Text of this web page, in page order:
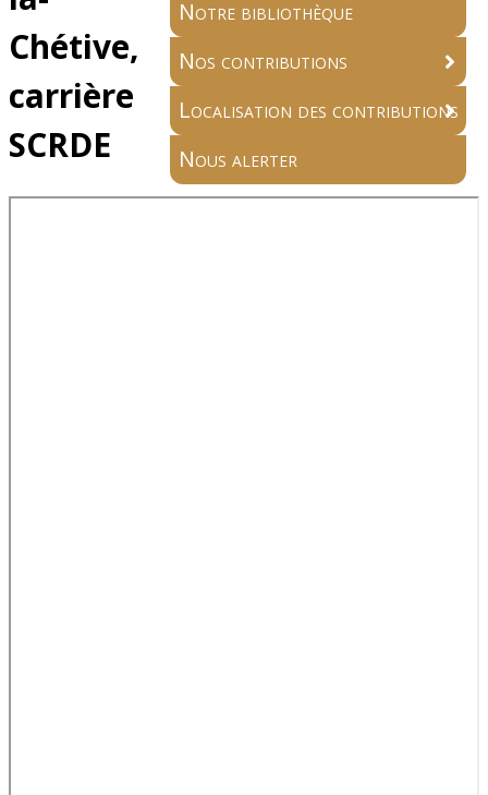
Notre bibliothèque
Nos contributions
Localisation des contributions
Nous alerter
Chétive,
carrière
SCRDE